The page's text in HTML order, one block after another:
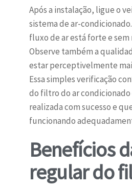
Após a instalação, ligue o
sistema de ar-
fluxo de ar está forte e
Observe também a
estar perceptivelmente
Essa simples verificação
do filtro do ar condicionado
realizada com sucesso e
funcionando
Benefícios
regular do